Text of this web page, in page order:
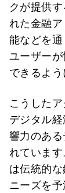
クが提供
れた金融
能などを通
ユーザー
できるよう
こうした
デジタル
響力のあ
れていま
は伝統的
ニーズを